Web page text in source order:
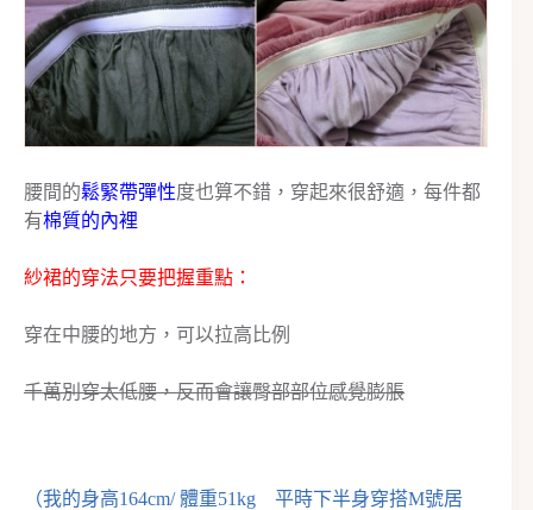
腰間的鬆緊帶彈性度也算不錯，穿起來很舒適，每件都
有棉質的內裡
紗裙的穿法只要把握重點：
穿在中腰的地方，可以拉高比例
千萬別穿太低腰，反而會讓臀部部位感覺膨脹
（我的身高164cm/ 體重51kg 平時下半身穿搭M號居